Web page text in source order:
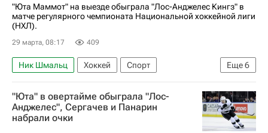
Национальная хоккейная лига (НХЛ)
"Юта Маммот" на выезде обыграла "Лос-Анджелес Кингз" в
матче регулярного чемпионата Национальной хоккейной лиги
(НХЛ).
29 марта, 08:17 409
Еще6
Ник Шмальц Хоккей
Спорт
Лос-Анджелес
Михаил Сергачев
Александр Керфут
Юта Маммот
Вашингтон Кэпиталз
"Юта" в овертайме обыграла "Лос-
Анджелес", Сергачев и Панарин
набрали очки